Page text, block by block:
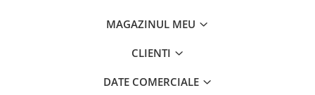
MAGAZINUL MEU
CLIENTI
DATE COMERCIALE